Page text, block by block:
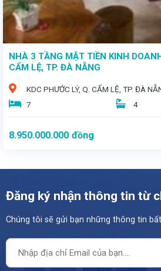
NHÀ 3 TẦNG MẶT TIỀN KINH
CẨM LỆ, TP. ĐÀ NẴNG
KDC PHƯỚC LÝ, Q. CẨM LỆ, TP. ĐÀ
7
4
8.950.000.000 đồng
Đăng ký nhận thông tin từ
Chúng tôi sẽ gửi bạn những thông tin